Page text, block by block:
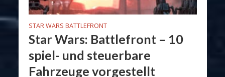
STAR WARS BATTLEFRONT
Star Wars: Battlefront – 10
spiel- und steuerbare
Fahrzeuge vorgestellt